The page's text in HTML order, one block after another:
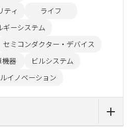
ティ
ライフ
ギーシステム
セミコンダクター・デバイス
機器
ビルシステム
イノベーション